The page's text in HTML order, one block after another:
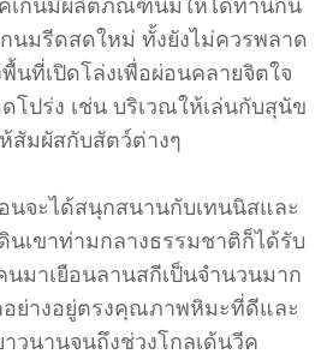
เกนมีผลิตภัณฑ์นมให้ได้ทานกัน
นมรีดสดใหม่ ทั้งยังไม่ควรพลาด
นที่เปิดโล่งเพื่อผ่อนคลายจิตใจ
โปร่ง เช่น บริเวณให้เล่นกับสุนัข
สัมผัสกับสัตว์ต่างๆ
นจะได้สนุกสนานกับเทนนิสและ
นเขาท่ามกลางธรรมชาติก็ได้รับ
มาเยือนลานสกีเป็นจำนวนมาก
ย่างอยู่ตรงคุณภาพหิมะที่ดีและ
วนานจนถึงช่วงโกลเด้นวีค